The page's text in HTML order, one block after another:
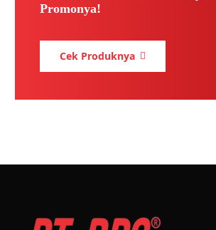
Promonya!
Cek Produknya